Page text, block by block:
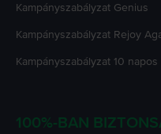
Kampányszabályzat Genius
Kampányszabályzat Rejoy
Kampányszabályzat 10
100%-BAN